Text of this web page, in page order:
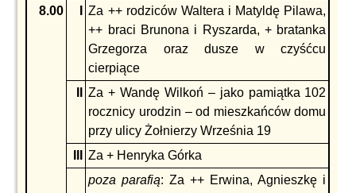
8.00
Za ++ rodziców Waltera i Matyldę Pilawa,
++ braci Brunona i Ryszarda, + bratanka
Grzegorza oraz dusze w czyśćcu
cierpiące
Za + Wandę Wilkoń – jako pamiątka 102
rocznicy urodzin – od mieszkańców domu
przy ulicy Żołnierzy Września 19
Za + Henryka Górka
poza parafią: Za ++ Erwina, Agnieszkę i